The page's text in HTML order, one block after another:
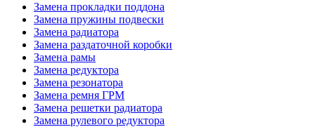
Замена прокладки поддона
Замена пружины подвески
Замена радиатора
Замена раздаточной коробки
Замена рамы
Замена редуктора
Замена резонатора
Замена ремня ГРМ
Замена решетки радиатора
Замена рулевого редуктора